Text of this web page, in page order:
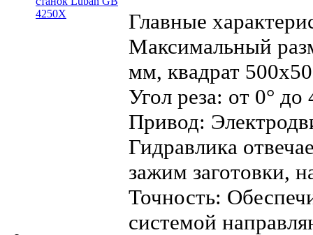
Главные
Максимальный
мм, квадрат
Угол реза: от 0° до
Привод:
Гидравлика
зажим заготовки,
Точность:
системой